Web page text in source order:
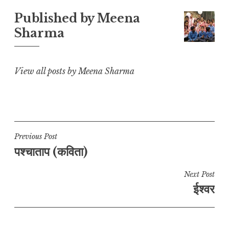
L
i
n
A
p
p
b
o
r
a
e
Published byMeena
Sharma
View all posts by Meena Sharma
Post
navigation
Previous Post
पश्चाताप (कविता)
Next Post
ईश्वर